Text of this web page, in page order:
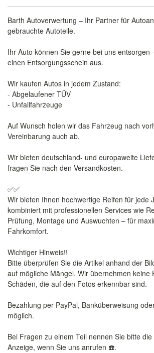
Barth Autoverwertung – Ihr Partner für
gebrauchte Autoteile.
Ihr Auto können Sie gerne bei uns entsorgen
einen Entsorgungsschein aus.
Wir kaufen Autos in jedem Zustand:
- Abgelaufener TÜV
- Unfallfahrzeuge
Auf Wunsch holen wir das Fahrzeug nach
Vereinbarung auch ab.
Wir bieten deutschland- und europaweite
fragen Sie nach den Versandkosten.
✅✅
Wir bieten Ihnen hochwertige Reifen für jede
kombiniert mit professionellen Services wie
Prüfung, Montage und Auswuchten – für
Fahrkomfort.
Wichtiger Hinweis‼️
Bitte überprüfen Sie die Artikel anhand der
auf mögliche Mängel. Wir übernehmen keine
Schäden, die auf den Fotos erkennbar sind.
Bezahlung per PayPal, Banküberweisung
möglich.
Bei Fragen zu einem Teil nennen Sie bitte
Anzeige, wenn Sie uns anrufen ☎️.